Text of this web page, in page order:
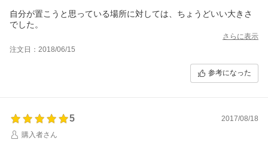
自分が置こうと思っている場所に対しては、ちょうどいい大きさ
でした。
さらに表示
注文日：2018/06/15
参考になった
5
2017/08/18
購入者さん